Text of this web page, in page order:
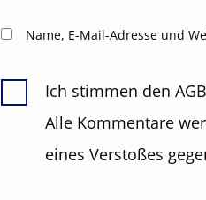
Name, E-Mail-Adresse und
Ich stimmen den
Alle Kommentare
eines Verstoßes